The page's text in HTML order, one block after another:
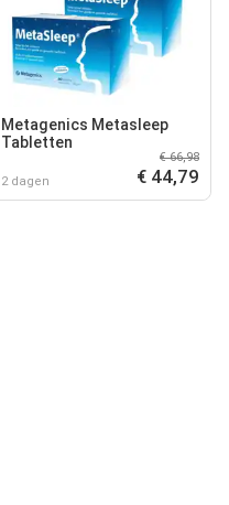
Metagenics Metasleep
Tabletten
2 dagen
€ 66,98
€ 44,79